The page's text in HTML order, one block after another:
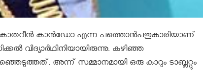
കാതറീന്‍ കാന്‍ഡോ എന്ന പത്തൊന്‍പതുകാരിയാണ്
വിദ്യാര്‍ഥിനിയായിരുന്നു. കഴിഞ്ഞ
അന്ന് സമ്മാനമായി ഒരു കാറും ടാബ്ലറ്റും